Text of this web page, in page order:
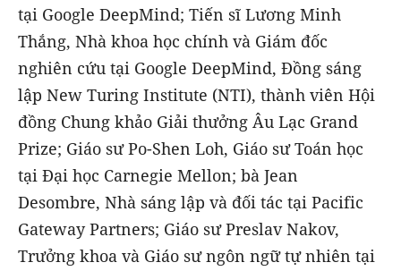
tại Google DeepMind; Tiến sĩ Lương Minh
Thắng, Nhà khoa học chính và Giám đốc
nghiên cứu tại Google DeepMind, Đồng sáng
lập New Turing Institute (NTI), thành viên Hội
đồng Chung khảo Giải thưởng Âu Lạc Grand
Prize; Giáo sư Po-Shen Loh, Giáo sư Toán học
tại Đại học Carnegie Mellon; bà Jean
Desombre, Nhà sáng lập và đối tác tại Pacific
Gateway Partners; Giáo sư Preslav Nakov,
Trưởng khoa và Giáo sư ngôn ngữ tự nhiên tại